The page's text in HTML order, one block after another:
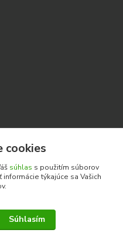
s.r.o. • IBAN:
cookies
súhlas s použitím súborov
týkajúce sa Vašich
Súhlasím